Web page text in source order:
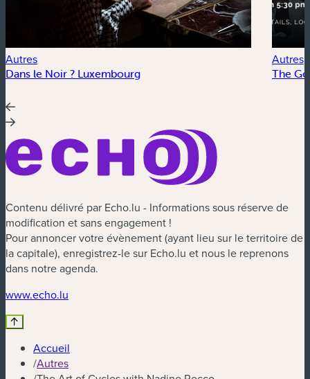
Autres
Dans le Noir ? Luxembourg
Autres
The
Contenu délivré par Echo.lu - Informations sous réserve de
modification et sans engagement !
Pour annoncer votre évènement (ayant lieu sur le territoire de
la capitale), enregistrez-le sur Echo.lu et nous le reprenons
dans notre agenda.
www.echo.lu
Accueil
/Autres